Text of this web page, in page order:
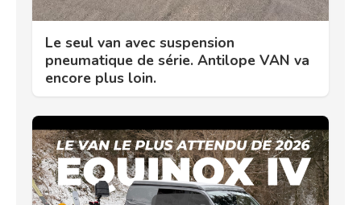
Le seul van avec suspension
pneumatique de série. Antilope VAN va
encore plus loin.